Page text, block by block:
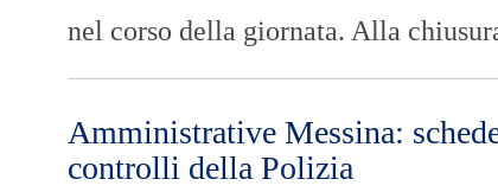
nel corso della giornata. Alla
Amministrative Messina:
controlli della Polizia